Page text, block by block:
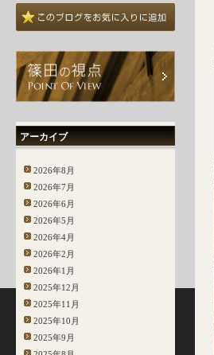
アーカイブ
2026年8月
2026年7月
2026年6月
2026年5月
2026年4月
2026年2月
2026年1月
2025年12月
2025年11月
2025年10月
2025年9月